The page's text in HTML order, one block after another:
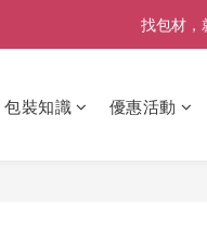
[限時優惠] 即日起登
找包材，
包裝知識 優惠活動